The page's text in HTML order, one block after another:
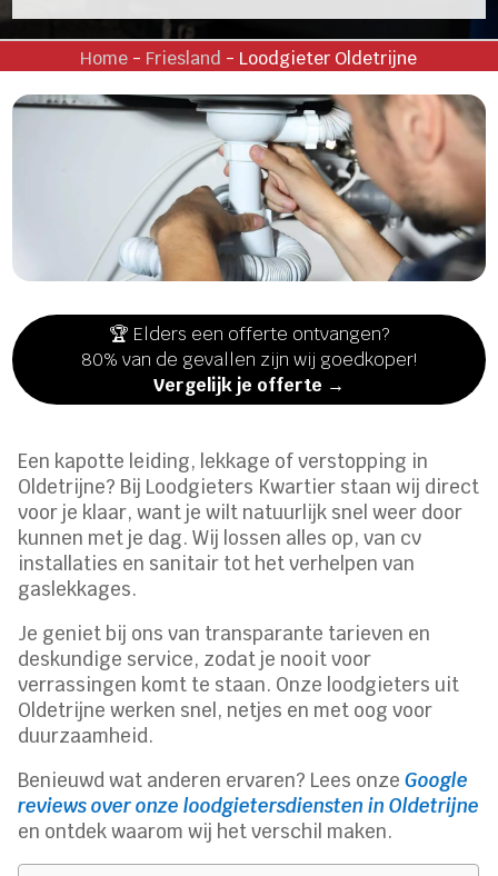
Home - Friesland - Loodgieter Oldetrijne
🏆 Elders een offerte ontvangen?
80% van de gevallen zijn wij goedkoper!
Vergelijk je offerte →
Een kapotte leiding, lekkage of verstopping in
Oldetrijne? Bij Loodgieters Kwartier staan wij direct
voor je klaar, want je wilt natuurlijk snel weer door
kunnen met je dag. Wij lossen alles op, van cv
installaties en sanitair tot het verhelpen van
gaslekkages.
Je geniet bij ons van transparante tarieven en
deskundige service, zodat je nooit voor
verrassingen komt te staan. Onze loodgieters uit
Oldetrijne werken snel, netjes en met oog voor
duurzaamheid.
Benieuwd wat anderen ervaren? Lees onzeGoogle
reviews over onze loodgietersdiensten in Oldetrijne
en ontdek waarom wij het verschil maken.